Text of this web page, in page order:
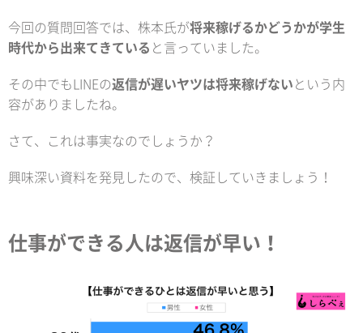
今回の質問回答では、株本氏が将来稼げるかどうかが学生
時代から出来てきている と言っていました。
その中でもLINEの返信が遅いヤツは将来稼げない という内
容がありましたね。
さて、これは事実なのでしょうか？
興味深い資料を発見したので、検証していきましょう！
仕事ができる人は返信が早い！